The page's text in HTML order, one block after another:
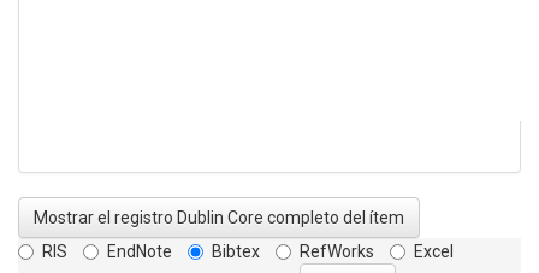
Mostrar el registro Dublin Core completo del ítem
RIS
EndNote Bibtex RefWorks
Excel